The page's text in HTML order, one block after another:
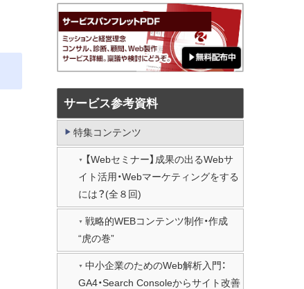
サービス参考資料
特集コンテンツ
【Webセミナー】成果の出るWebサ
イト活用・Webマーケティングをする
には？(全８回)
戦略的WEBコンテンツ制作・作成
“虎の巻”
中小企業のためのWeb解析入門：
GA4・Search Consoleからサイト改善